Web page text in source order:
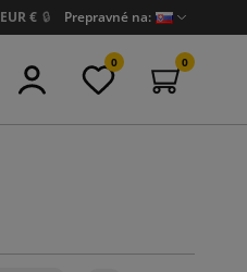
EUR € 🔒 Prepravné na:
0 0